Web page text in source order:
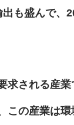
も盛んで、
求される産
この産業は